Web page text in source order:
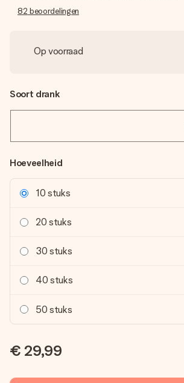
82 beoordelingen
Op voorraad
Soort drank
Hoeveelheid
10 stuks
20 stuks
30 stuks
40 stuks
50 stuks
€ 29,99